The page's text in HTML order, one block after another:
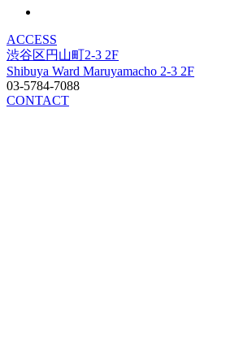
ACCESS
渋谷区円山町2-3 2F
Shibuya Ward Maruyamacho 2-3 2F
03-5784-7088
CONTACT